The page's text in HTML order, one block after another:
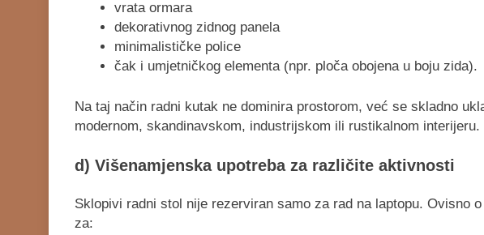
vrata ormara
dekorativnog zidnog panela
minimalističke police
čak i umjetničkog elementa (npr. ploča obojena u boju zida).
Na taj način radni kutak ne dominira prostorom, već se skladno
modernom, skandinavskom, industrijskom ili rustikalnom interijeru.
d) Višenamjenska upotreba za različite aktivnosti
Sklopivi radni stol nije rezerviran samo za rad na laptopu. Ovisno
za: